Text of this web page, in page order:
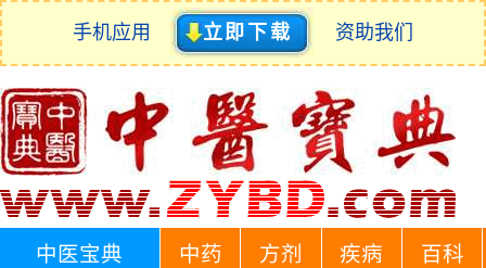
手机应用 立即下载 资助我们
中医宝典 中药 方剂 疾病 百科